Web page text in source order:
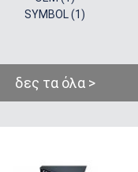
SYMBOL (1)
δες τα όλα >